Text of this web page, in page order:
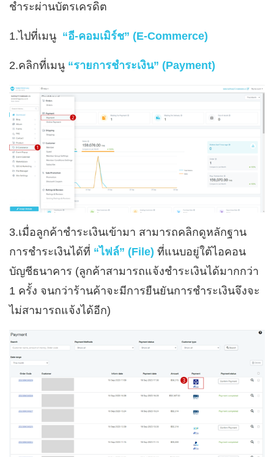
ชำระผ่านบัตรเครดิต
1.ไปที่เมนู “อี-คอมเมิร์ช” (E-Commerce)
2.คลิกที่เมนู “รายการชำระเงิน” (Payment)
3.เมื่อลูกค้าชำระเงินเข้ามา สามารถคลิกดูหลักฐาน
การชำระเงินได้ที่ “ไฟล์” (File) ที่แนบอยู่ใต้ไอคอน
บัญชีธนาคาร (ลูกค้าสามารถแจ้งชำระเงินได้มากกว่า
1 ครั้ง จนกว่าร้านค้าจะมีการยืนยันการชำระเงินจึงจะ
ไม่สามารถแจ้งได้อีก)